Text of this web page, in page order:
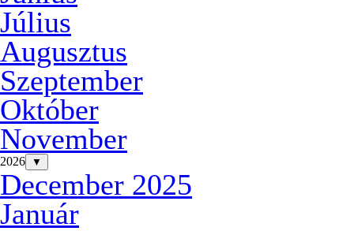
Július
Augusztus
Szeptember
Október
November
2026 ▼
December 2025
Január